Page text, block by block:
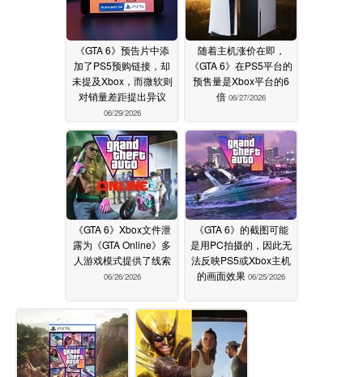
《GTA 6》预告片中添
加了PS5预购链接，却
未提及Xbox，而微软则
对销量差距提出异议
06/29/2026
随着主机涨价在即，
《GTA 6》在PS5平台的
预售量是Xbox平台的6
倍 06/27/2026
《GTA 6》Xbox文件泄
露为《GTA Online》多
人游戏模式提供了线索
06/26/2026
《GTA 6》的截图可能
是用PC拍摄的，因此无
法反映PS5或Xbox主机
的画面效果 06/25/2026